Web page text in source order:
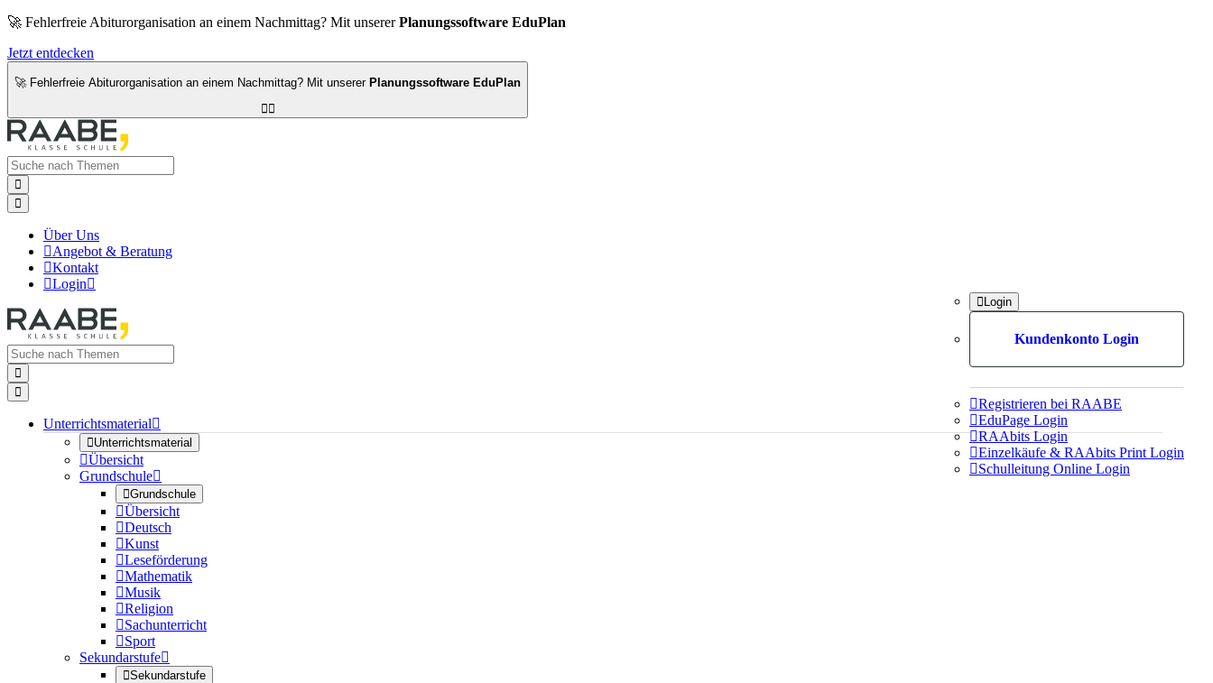
🚀 Fehlerfreie Abiturorganisation an einem Nachmittag? Mit unsererPlanungssoftware EduPlan
Jetzt entdecken
🚀 Fehlerfreie Abiturorganisation an einem Nachmittag? Mit unserer Planungssoftware EduPlan



Über Uns
Angebot & Beratung
Kontakt
Login
Login
Kundenkonto Login
Registrieren bei RAABE
EduPage Login
RAAbits Login
Einzelkäufe & RAAbits Print Login
Schulleitung Online Login


Unterrichtsmaterial
Unterrichtsmaterial
Übersicht
Grundschule
Grundschule
Übersicht
Deutsch
Kunst
Leseförderung
Mathematik
Musik
Religion
Sachunterricht
Sport
Sekundarstufe
Sekundarstufe